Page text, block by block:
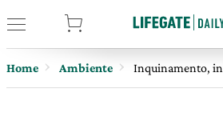
Home Ambiente Inquinamento,